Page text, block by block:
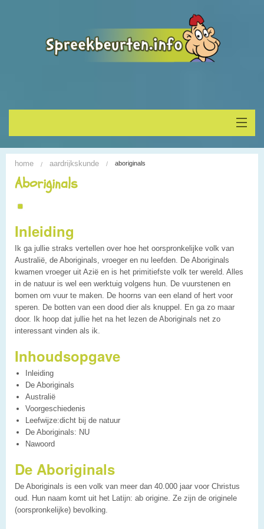
Home
Onderwerp vinden
Spreekbeurt houden
Alle Spreekbeurten
Blogs
home aardrijkskunde aboriginals
Aboriginals
Inleiding
Ik ga jullie straks vertellen over hoe het oorspronkelijke volk van
Australië, de Aboriginals, vroeger en nu leefden. De Aboriginals
kwamen vroeger uit Azië en is het primitiefste volk ter wereld. Alles
in de natuur is wel een werktuig volgens hun. De vuurstenen en
bomen om vuur te maken. De hoorns van een eland of hert voor
speren. De botten van een dood dier als knuppel. En ga zo maar
door. Ik hoop dat jullie het na het lezen de Aboriginals net zo
interessant vinden als ik.
Inhoudsopgave
Inleiding
De Aboriginals
Australië
Voorgeschiedenis
Leefwijze:dicht bij de natuur
De Aboriginals: NU
Nawoord
De Aboriginals
De Aboriginals is een volk van meer dan 40.000 jaar voor Christus
oud. Hun naam komt uit het Latijn: ab origine. Ze zijn de originele
(oorspronkelijke) bevolking.